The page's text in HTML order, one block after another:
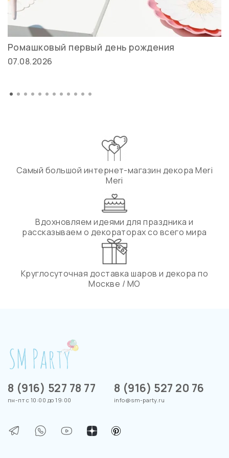
Ромашковый первый день рождения
07.08.2026
Самый большой интернет-магазин декора Meri
Meri
Вдохновляем идеями для праздника и
рассказываем о декораторах со всего мира
Круглосуточная доставка шаров и декора по
Москве / МО
8 (916) 527 78 77
пн-пт с 10:00 до 19:00
8 (916) 527 20 76
info@sm-party.ru